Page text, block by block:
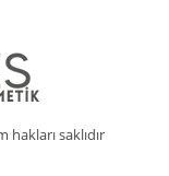
saklıdır